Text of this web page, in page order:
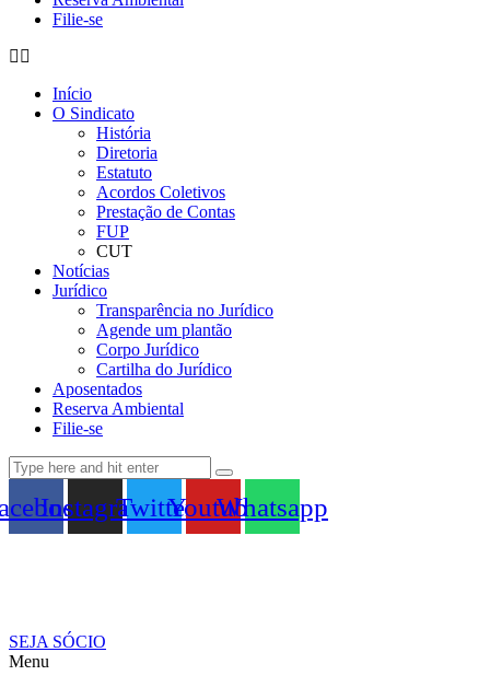
Filie-se
Início
O Sindicato
História
Diretoria
Estatuto
Acordos Coletivos
Prestação de Contas
FUP
CUT
Notícias
Jurídico
Transparência no Jurídico
Agende um plantão
Corpo Jurídico
Cartilha do Jurídico
Aposentados
Reserva Ambiental
Filie-se
InstagramTwitterYoutubeWhatsapp
SEJA SÓCIO
Menu